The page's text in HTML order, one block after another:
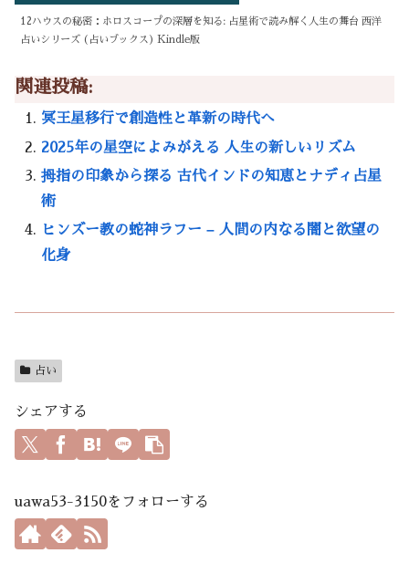
12ハウスの秘密：ホロスコープの深層を知る: 占星術で読み解く人生の舞台 西洋
占いシリーズ (占いブックス) Kindle版
関連投稿:
冥王星移行で創造性と革新の時代へ
2025年の星空によみがえる 人生の新しいリズム
拇指の印象から探る 古代インドの知恵とナディ占星
術
ヒンズー教の蛇神ラフー – 人間の内なる闇と欲望の
化身
占い
シェアする
uawa53-3150をフォローする